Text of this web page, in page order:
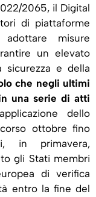
2065, il Digital
di piattaforme
misure
un elevato
sicurezza e della
che negli ultimi
una serie di atti
dello
ottobre fino
in primavera,
gli Stati membri
di verifica
entro la fine del